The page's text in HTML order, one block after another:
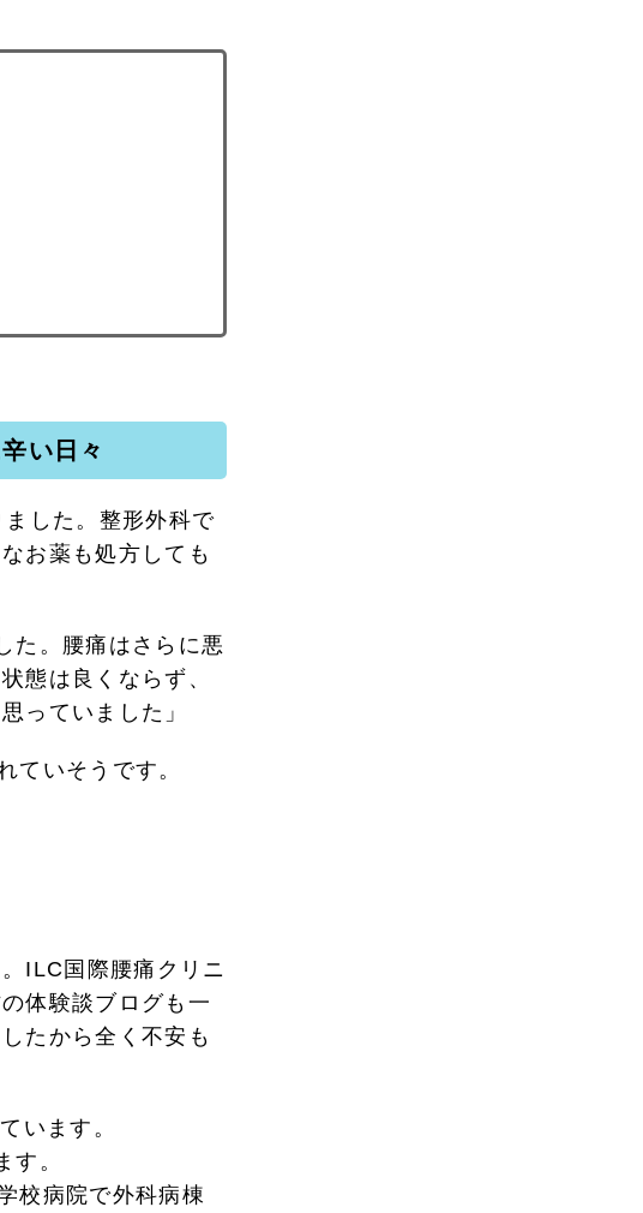
い日々
ました。整形外科で
お薬も処方しても
た。腰痛はさらに悪
態は良くならず、
っていました」
ていそうです。
ILC国際腰痛クリニ
体験談ブログも一
たから全く不安も
います。
す。
校病院で外科病棟